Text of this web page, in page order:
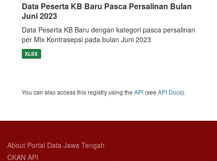
Data Peserta KB Baru Pasca Persalinan Bulan
Juni 2023
Data Peserta KB Baru dengan kategori pasca persalinan
per Mix Kontrasepsi pada bulan Juni 2023
XLSX
You can also access this registry using the API (see API Docs).
About Portal Data Jawa Tengah
CKAN API